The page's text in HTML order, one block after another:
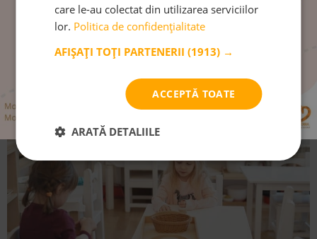
care le-au colectat din utilizarea serviciilor
lor. Politica de confidențialitate
AFIȘAȚI TOȚI PARTENERII(1913) →
ACCEPTĂ TOATE
ARATĂ DETALIILE